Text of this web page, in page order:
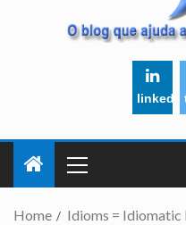
linkedin
Home Idioms = Idiomatic